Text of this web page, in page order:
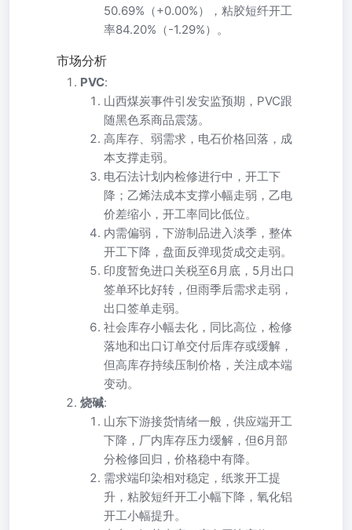
50.69%（+0.00%），粘胶短纤开工
率84.20%（-1.29%）。
市场分析
PVC:
山西煤炭事件引发安监预期，PVC跟
随黑色系商品震荡。
高库存、弱需求，电石价格回落，成
本支撑走弱。
电石法计划内检修进行中，开工下
降；乙烯法成本支撑小幅走弱，乙电
价差缩小，开工率同比低位。
内需偏弱，下游制品进入淡季，整体
开工下降，盘面反弹现货成交走弱。
印度暂免进口关税至6月底，5月出口
签单环比好转，但雨季后需求走弱，
出口签单走弱。
社会库存小幅去化，同比高位，检修
落地和出口订单交付后库存或缓解，
但高库存持续压制价格，关注成本端
变动。
烧碱:
山东下游接货情绪一般，供应端开工
下降，厂内库存压力缓解，但6月部
分检修回归，价格稳中有降。
需求端印染相对稳定，纸浆开工提
升，粘胶短纤开工小幅下降，氧化铝
开工小幅提升。